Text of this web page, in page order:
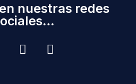
nuestras redes